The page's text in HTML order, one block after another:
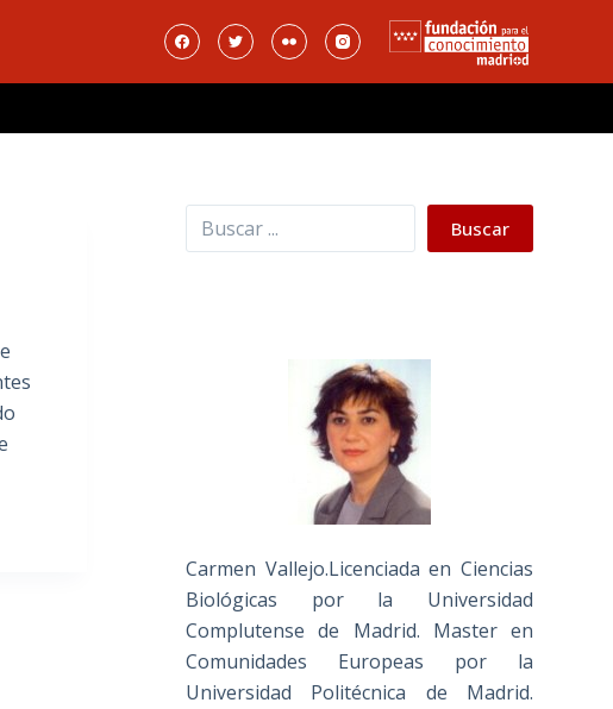
Buscar Buscar
Carmen Vallejo.Licenciada en Ciencias
Biológicas por la Universidad
Complutense de Madrid. Master en
Comunidades Europeas por la
Universidad Politécnica de Madrid.